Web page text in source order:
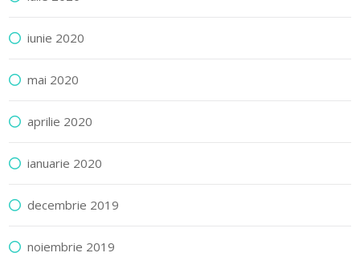
iunie 2020
mai 2020
aprilie 2020
ianuarie 2020
decembrie 2019
noiembrie 2019